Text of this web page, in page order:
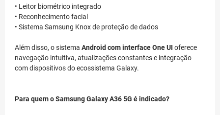
• Leitor biométrico integrado
• Reconhecimento facial
• Sistema Samsung Knox de proteção de dados
Além disso, o sistema Android com interface One UI oferece
navegação intuitiva, atualizações constantes e integração
com dispositivos do ecossistema Galaxy.
Para quem o Samsung Galaxy A36 5G é indicado?